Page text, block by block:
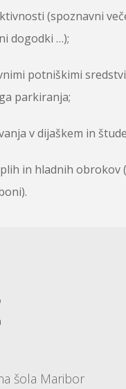
(spoznavni
dogodki …);
potniškimi
parkiranja;
v dijaškem in
in hladnih obrokov
šola Maribor